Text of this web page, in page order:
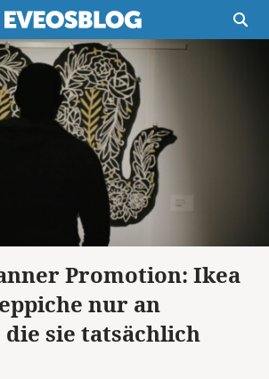
Inspiration
Über uns
Werbung
Promotion: Ikea
nur an
die sie tatsächlich